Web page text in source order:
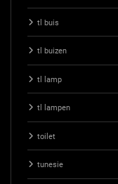
tl buis
tl buizen
tl lamp
tl lampen
toilet
tunesie